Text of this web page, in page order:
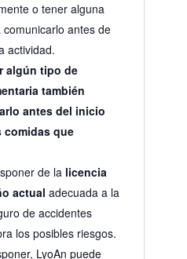
o tener alguna
antes de
actividad.
algún tipo de
también
antes del inicio
comidas que
de la licencia
actual adecuada a la
de accidentes
los posibles riesgos.
LyoAn puede